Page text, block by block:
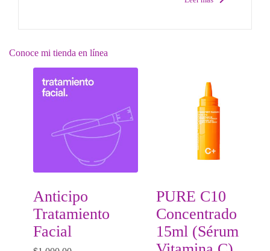
Conoce mi tienda en línea
Anticipo
Tratamiento
Facial
PURE C10
Concentrado
15ml (Sérum